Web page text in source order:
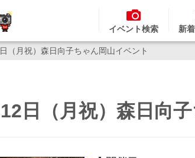
イベント検索 新
（月祝）森日向子ちゃん岡山イベント
12日（月祝）森日向